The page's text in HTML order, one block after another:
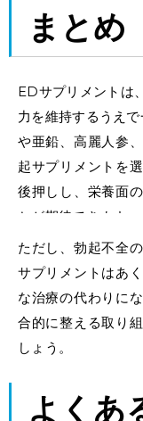
まとめ
EDサプリメントは
力を維持するうえ
や亜鉛、高麗人参
起サプリメントを
後押しし、栄養面
とが期待できます。
ただし、勃起不全
サプリメントはあ
な治療の代わりに
合的に整える取り
しょう。
よくあ